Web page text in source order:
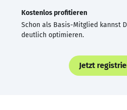
Kostenlos profitieren
Schon als Basis-Mitglied kannst
deutlich optimieren.
Jetzt